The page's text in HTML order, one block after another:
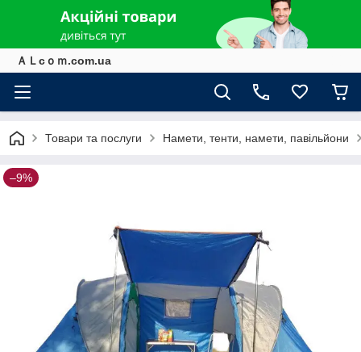
ＡＬcｏｍ.com.ua
Товари та послуги Намети, тенти, намети, павільйони
–9%